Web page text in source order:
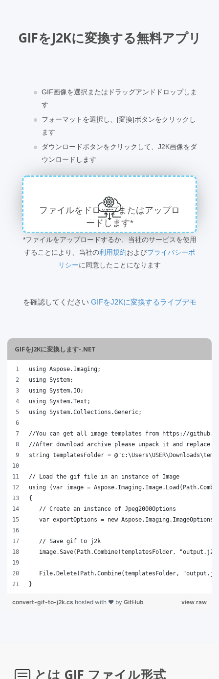
GIFをJ2Kに変換する無料アプリ
GIF画像を選択またはドラッグアンドドロップしま
す
フォーマットを選択し、[変換]ボタンをクリックし
ます
ダウンロードボタンをクリックして、J2K画像をダ
ウンロードします
ファイルをドロップまたはアップロ
ードします*
*ファイルをアップロードするか、当社のサービスを使用
することにより、当社の利用規約およびプライバシーポ
リシーに同意したことになります
を確認してください GIFをJ2Kに変換するライブデモ
GIFをJ2Kに変換します-.NET
}
view raw
convert-gif-to-j2k.cs hosted with ❤ by GitHub
とは GIF ファイル形式